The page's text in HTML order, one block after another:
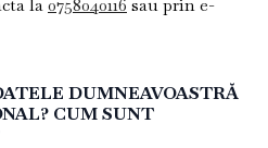
la0758040116 sau prin e-
DUMNEAVOASTRĂ
CUM SUNT